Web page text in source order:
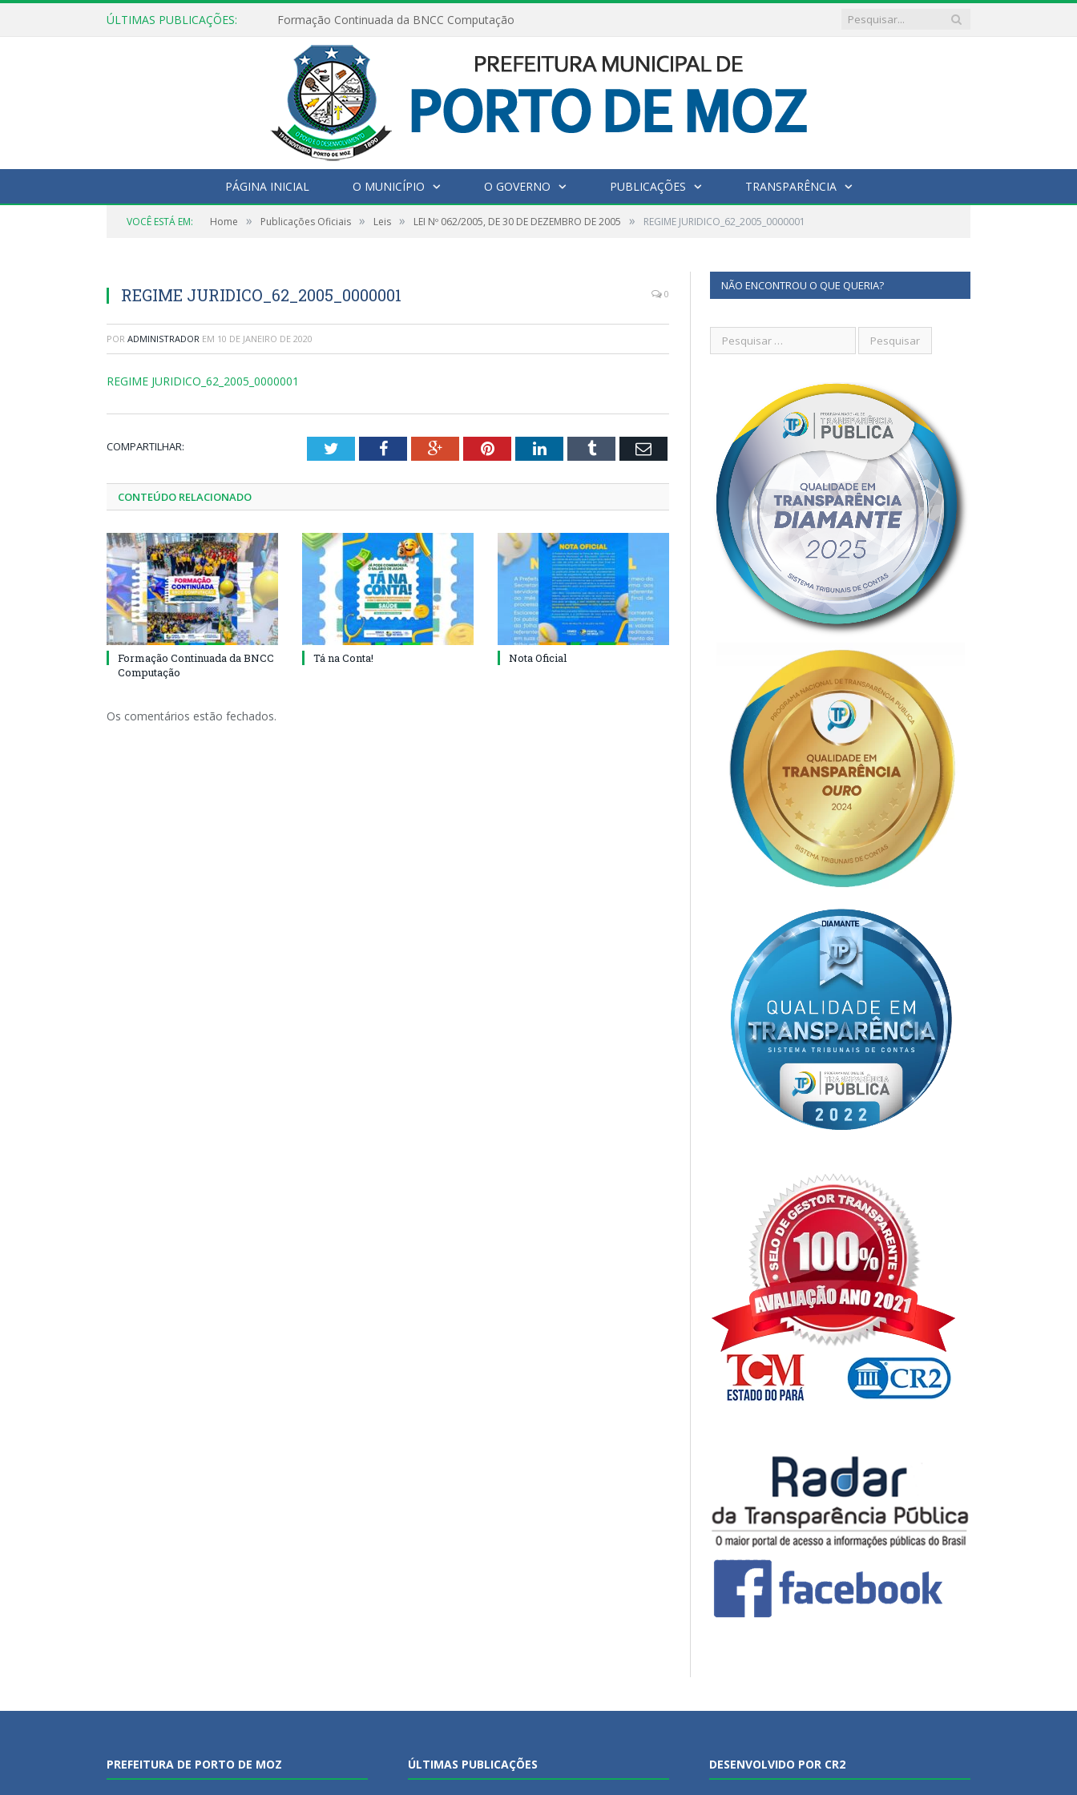
ÚLTIMAS PUBLICAÇÕES: Formação Continuada da BNCC Computação
PÁGINA INICIAL O MUNICÍPIO O GOVERNO PUBLICAÇÕES TRANSPARÊNCIA
VOCÊ ESTÁ EM: Home » Publicações Oficiais » Leis » LEI Nº 062/2005, DE 30 DE DEZEMBRO DE 2005 » REGIME JURIDICO_62_2005_0000001
REGIME JURIDICO_62_2005_0000001 0
POR ADMINISTRADOR EM 10 DE JANEIRO DE 2020
REGIME JURIDICO_62_2005_0000001
COMPARTILHAR: TwitterFacebookGoogle+PinterestLinkedInTumblr Email
CONTEÚDO RELACIONADO
Formação Continuada da BNCC
Computação
Tá na Conta! Nota Oficial
Os comentários estão fechados.
NÃO ENCONTROU O QUE QUERIA?
PREFEITURA DE PORTO DE MOZ ÚLTIMAS PUBLICAÇÕES DESENVOLVIDO POR CR2